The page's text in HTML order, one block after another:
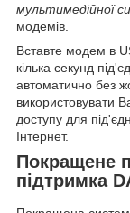
мультимедійної
модемів.
Вставте модем в
кілька секунд
автоматично без
використовувати
доступу для
Інтернет.
Покращене
підтримка